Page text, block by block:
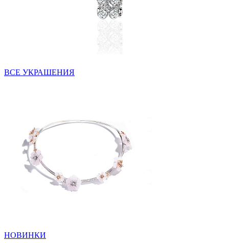
ВСЕ УКРАШЕНИЯ
НОВИНКИ